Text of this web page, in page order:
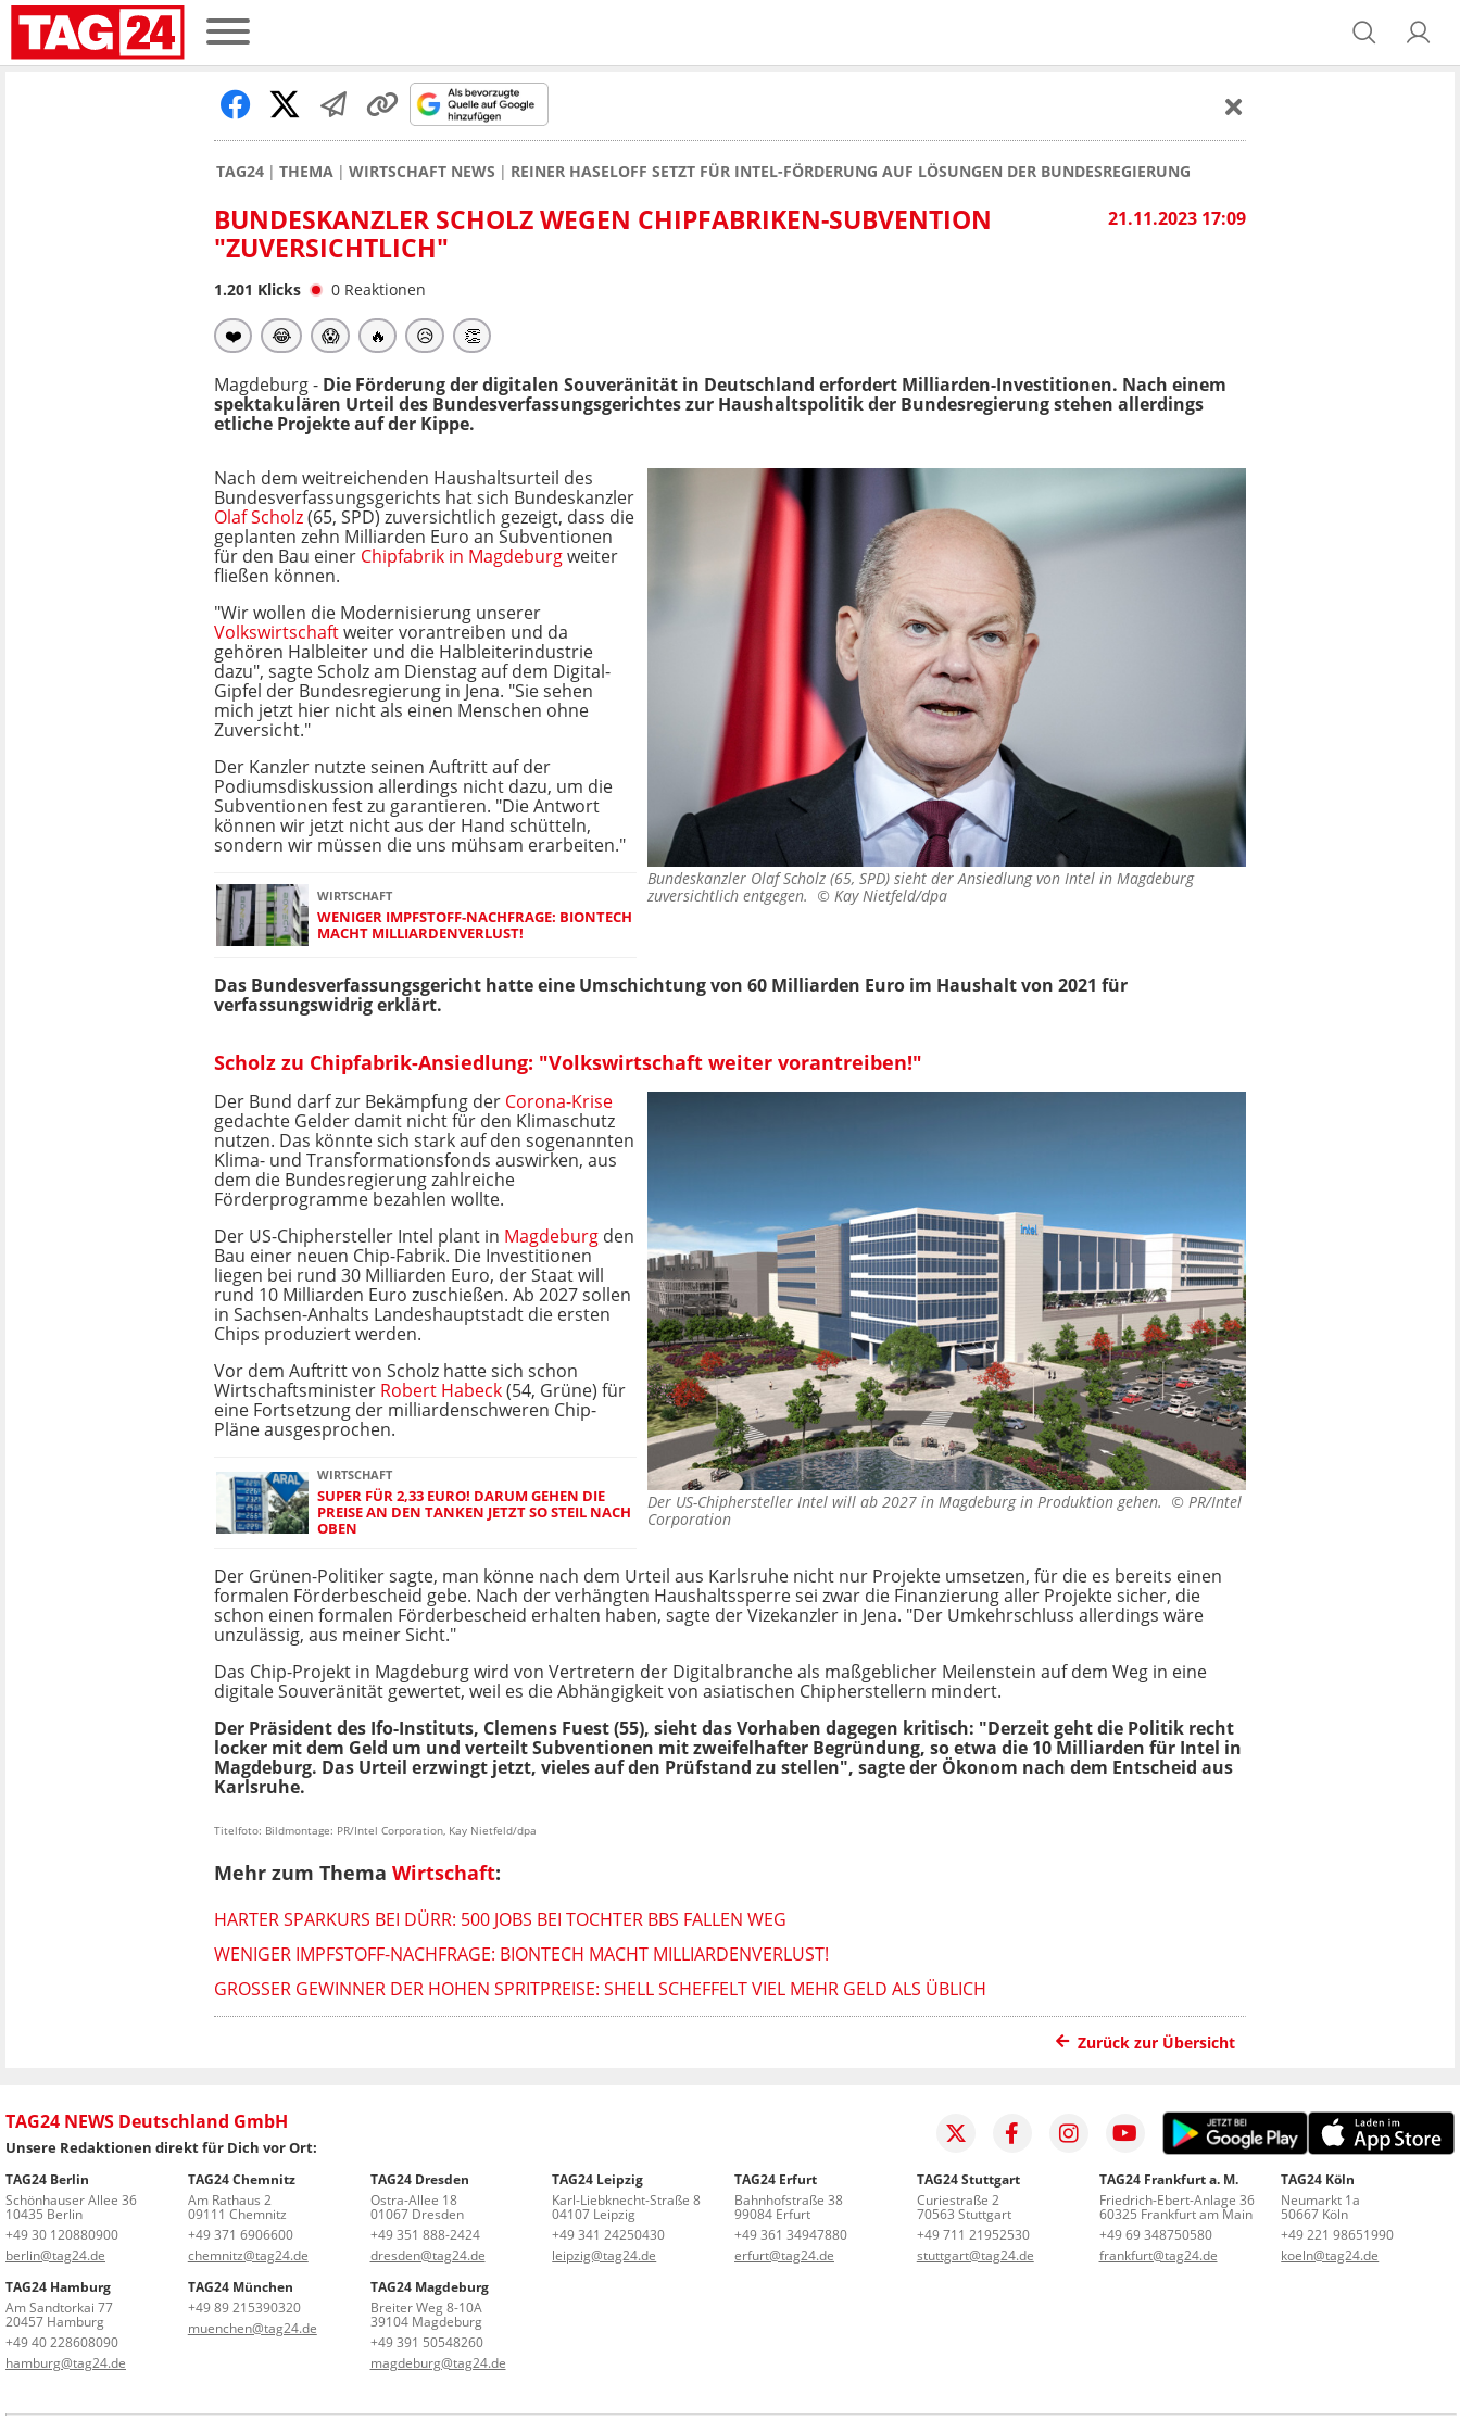
TAG24 THEMA WIRTSCHAFT NEWS REINER HASELOFF SETZT FÜR INTEL-FÖRDERUNG AUF LÖSUNGEN DER BUNDESREGIERUNG
21.11.2023 17:09
BUNDESKANZLER SCHOLZ WEGEN CHIPFABRIKEN-SUBVENTION
"ZUVERSICHTLICH"
1.201 Klicks 0 Reaktionen
❤️ 😂 😱 🔥 😥 👏
Magdeburg - Die Förderung der digitalen Souveränität in Deutschland erfordert Milliarden-Investitionen. Nach einem
spektakulären Urteil des Bundesverfassungsgerichtes zur Haushaltspolitik der Bundesregierung stehen allerdings
etliche Projekte auf der Kippe.
Bundeskanzler Olaf Scholz (65, SPD) sieht der Ansiedlung von Intel in Magdeburg
zuversichtlich entgegen. © Kay Nietfeld/dpa
Nach dem weitreichenden Haushaltsurteil des
Bundesverfassungsgerichts hat sich Bundeskanzler
Olaf Scholz(65, SPD) zuversichtlich gezeigt, dass die
geplanten zehn Milliarden Euro an Subventionen
für den Bau einer Chipfabrik in Magdeburgweiter
fließen können.
"Wir wollen die Modernisierung unserer
Volkswirtschaftweiter vorantreiben und da
gehören Halbleiter und die Halbleiterindustrie
dazu", sagte Scholz am Dienstag auf dem Digital-
Gipfel der Bundesregierung in Jena. "Sie sehen
mich jetzt hier nicht als einen Menschen ohne
Zuversicht."
Der Kanzler nutzte seinen Auftritt auf der
Podiumsdiskussion allerdings nicht dazu, um die
Subventionen fest zu garantieren. "Die Antwort
können wir jetzt nicht aus der Hand schütteln,
sondern wir müssen die uns mühsam erarbeiten."
WIRTSCHAFT
WENIGER IMPFSTOFF-NACHFRAGE: BIONTECH
MACHT MILLIARDENVERLUST!
Das Bundesverfassungsgericht hatte eine Umschichtung von 60 Milliarden Euro im Haushalt von 2021 für
verfassungswidrig erklärt.
Scholz zu Chipfabrik-Ansiedlung: "Volkswirtschaft weiter vorantreiben!"
Der US-Chiphersteller Intel will ab 2027 in Magdeburg in Produktion gehen. © PR/Intel
Corporation
Der Bund darf zur Bekämpfung der Corona-Krise
gedachte Gelder damit nicht für den Klimaschutz
nutzen. Das könnte sich stark auf den sogenannten
Klima- und Transformationsfonds auswirken, aus
dem die Bundesregierung zahlreiche
Förderprogramme bezahlen wollte.
Der US-Chiphersteller Intel plant in Magdeburg den
Bau einer neuen Chip-Fabrik. Die Investitionen
liegen bei rund 30 Milliarden Euro, der Staat will
rund 10 Milliarden Euro zuschießen. Ab 2027 sollen
in Sachsen-Anhalts Landeshauptstadt die ersten
Chips produziert werden.
Vor dem Auftritt von Scholz hatte sich schon
Wirtschaftsminister Robert Habeck(54, Grüne) für
eine Fortsetzung der milliardenschweren Chip-
Pläne ausgesprochen.
WIRTSCHAFT
SUPER FÜR 2,33 EURO! DARUM GEHEN DIE
PREISE AN DEN TANKEN JETZT SO STEIL NACH
OBEN
Der Grünen-Politiker sagte, man könne nach dem Urteil aus Karlsruhe nicht nur Projekte umsetzen, für die es bereits einen
formalen Förderbescheid gebe. Nach der verhängten Haushaltssperre sei zwar die Finanzierung aller Projekte sicher, die
schon einen formalen Förderbescheid erhalten haben, sagte der Vizekanzler in Jena. "Der Umkehrschluss allerdings wäre
unzulässig, aus meiner Sicht."
Das Chip-Projekt in Magdeburg wird von Vertretern der Digitalbranche als maßgeblicher Meilenstein auf dem Weg in eine
digitale Souveränität gewertet, weil es die Abhängigkeit von asiatischen Chipherstellern mindert.
Der Präsident des Ifo-Instituts, Clemens Fuest (55), sieht das Vorhaben dagegen kritisch: "Derzeit geht die Politik recht
locker mit dem Geld um und verteilt Subventionen mit zweifelhafter Begründung, so etwa die 10 Milliarden für Intel in
Magdeburg. Das Urteil erzwingt jetzt, vieles auf den Prüfstand zu stellen", sagte der Ökonom nach dem Entscheid aus
Karlsruhe.
Titelfoto: Bildmontage: PR/Intel Corporation, Kay Nietfeld/dpa
Mehr zum Thema Wirtschaft:
HARTER SPARKURS BEI DÜRR: 500 JOBS BEI TOCHTER BBS FALLEN WEG
WENIGER IMPFSTOFF-NACHFRAGE: BIONTECH MACHT MILLIARDENVERLUST!
GROSSER GEWINNER DER HOHEN SPRITPREISE: SHELL SCHEFFELT VIEL MEHR GELD ALS ÜBLICH
Zurück zur Übersicht
TAG24 NEWS Deutschland GmbH
Unsere Redaktionen direkt für Dich vor Ort:
TAG24 Berlin
Schönhauser Allee 36
10435 Berlin
+49 30 120880900
berlin@tag24.de
TAG24 Chemnitz
Am Rathaus 2
09111 Chemnitz
+49 371 6906600
chemnitz@tag24.de
TAG24 Dresden
Ostra-Allee 18
01067 Dresden
+49 351 888-2424
dresden@tag24.de
TAG24 Leipzig
Karl-Liebknecht-Straße 8
04107 Leipzig
+49 341 24250430
leipzig@tag24.de
TAG24 Erfurt
Bahnhofstraße 38
99084 Erfurt
+49 361 34947880
erfurt@tag24.de
TAG24 Stuttgart
Curiestraße 2
70563 Stuttgart
+49 711 21952530
stuttgart@tag24.de
TAG24 Frankfurt a. M.
Friedrich-Ebert-Anlage 36
60325 Frankfurt am Main
+49 69 348750580
frankfurt@tag24.de
TAG24 Köln
Neumarkt 1a
50667 Köln
+49 221 98651990
koeln@tag24.de
TAG24 Hamburg
Am Sandtorkai 77
20457 Hamburg
+49 40 228608090
hamburg@tag24.de
TAG24 München
+49 89 215390320
muenchen@tag24.de
TAG24 Magdeburg
Breiter Weg 8-10A
39104 Magdeburg
+49 391 50548260
magdeburg@tag24.de